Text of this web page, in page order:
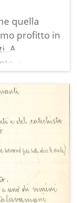
quella
profitto in
A
la
e primo.
di
studi del
all'obbligo
dell'anno